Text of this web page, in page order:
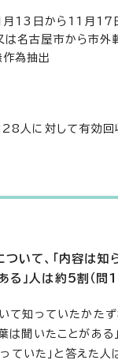
月13日から11月17
は名古屋市から市外
為抽出
228人に対して有効
いて、「内容は知
」人は約5割（問1
て知っていたかたず
は聞いたことがある
ていた」と答えた人